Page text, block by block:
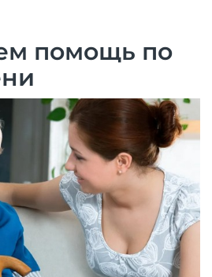
помощь по